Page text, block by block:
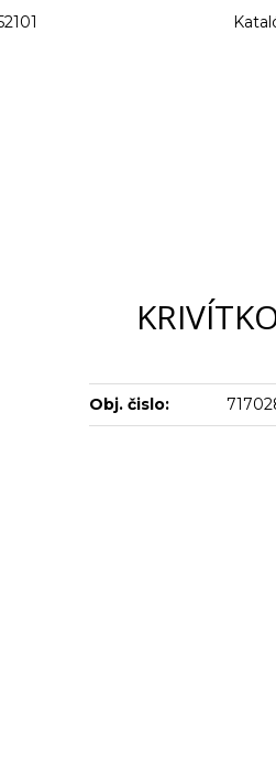
Obj. čislo: